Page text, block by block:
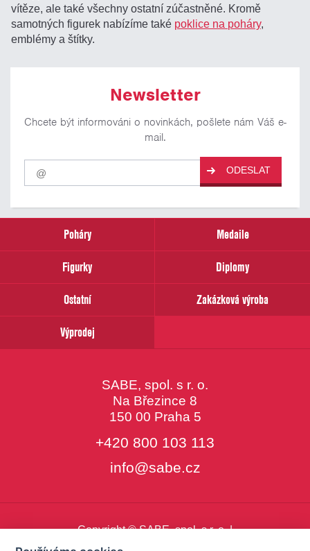
vítěze, ale také všechny ostatní zúčastněné. Kromě
samotných figurek nabízíme také poklice na poháry,
emblémy a štítky.
Newsletter
Chcete být informováni o novinkách, pošlete nám Váš e-
mail.
Pro
odběr
našich
email
ODESLAT
Poháry
Medaile
Figurky
Diplomy
Ostatní
Zakázková výroba
Výprodej
SABE, spol. s r. o.
Na Březince 8
150 00 Praha 5
+420 800 103 113
info@sabe.cz
Copyright © SABE, spol. s r. o. |